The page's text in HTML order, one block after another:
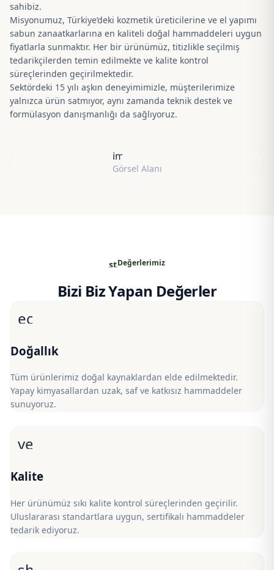
sahibiz.
Misyonumuz, Türkiye’deki kozmetik üreticilerine ve el yapımı
sabun zanaatkarlarına en kaliteli doğal hammaddeleri uygun
fiyatlarla sunmaktır. Her bir ürünümüz, titizlikle seçilmiş
tedarikçilerden temin edilmekte ve kalite kontrol
süreçlerinden geçirilmektedir.
Sektördeki 15 yılı aşkın deneyimimizle, müşterilerimize
yalnızca ürün satmıyor, aynı zamanda teknik destek ve
formülasyon danışmanlığı da sağlıyoruz.
image
Görsel Alanı
starDeğerlerimiz
Bizi Biz Yapan Değerler
eco
Doğallık
Tüm ürünlerimiz doğal kaynaklardan elde edilmektedir.
Yapay kimyasallardan uzak, saf ve katkısız hammaddeler
sunuyoruz.
verified
Kalite
Her ürünümüz sıkı kalite kontrol süreçlerinden geçirilir.
Uluslararası standartlara uygun, sertifikalı hammaddeler
tedarik ediyoruz.